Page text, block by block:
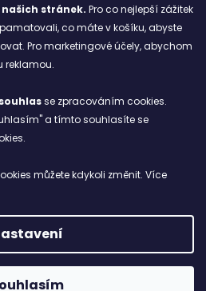
stránek. Pro co nejlepší zážitek
co máte v košíku, abyste
Pro marketingové účely, abychom
reklamou.
souhlasse zpracováním cookies.
a tímto souhlasíte se
můžete kdykoli změnit. Více
. Všechna práva vyhrazena.